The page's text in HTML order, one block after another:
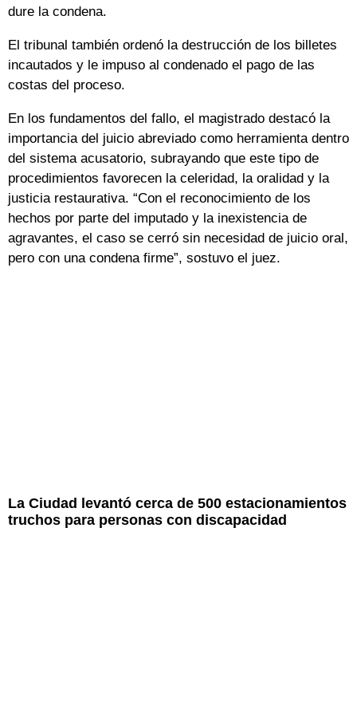
dure la condena.
El tribunal también ordenó la destrucción de los billetes
incautados y le impuso al condenado el pago de las
costas del proceso.
En los fundamentos del fallo, el magistrado destacó la
importancia del juicio abreviado como herramienta dentro
del sistema acusatorio, subrayando que este tipo de
procedimientos favorecen la celeridad, la oralidad y la
justicia restaurativa. “Con el reconocimiento de los
hechos por parte del imputado y la inexistencia de
agravantes, el caso se cerró sin necesidad de juicio oral,
pero con una condena firme”, sostuvo el juez.
La Ciudad levantó cerca de 500 estacionamientos
truchos para personas con discapacidad